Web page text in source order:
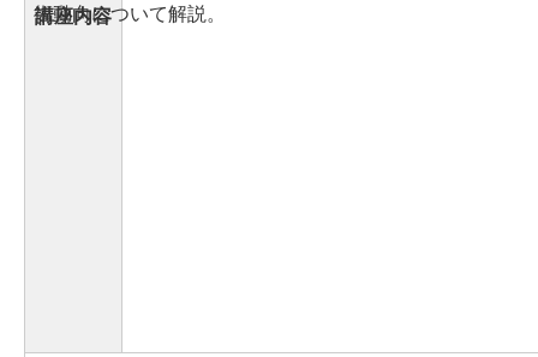
術動向について解説。
講座内容